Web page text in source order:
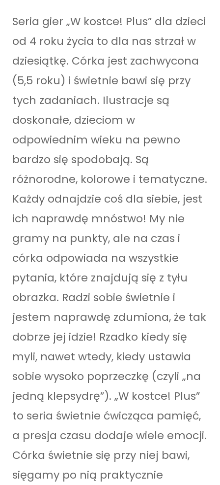
Seria gier „W kostce! Plus” dla dzieci
od 4 roku życia to dla nas strzał w
dziesiątkę. Córka jest zachwycona
(5,5 roku) i świetnie bawi się przy
tych zadaniach. Ilustracje są
doskonałe, dzieciom w
odpowiednim wieku na pewno
bardzo się spodobają. Są
różnorodne, kolorowe i tematyczne.
Każdy odnajdzie coś dla siebie, jest
ich naprawdę mnóstwo! My nie
gramy na punkty, ale na czas i
córka odpowiada na wszystkie
pytania, które znajdują się z tyłu
obrazka. Radzi sobie świetnie i
jestem naprawdę zdumiona, że tak
dobrze jej idzie! Rzadko kiedy się
myli, nawet wtedy, kiedy ustawia
sobie wysoko poprzeczkę (czyli „na
jedną klepsydrę”). „W kostce! Plus”
to seria świetnie ćwicząca pamięć,
a presja czasu dodaje wiele emocji.
Córka świetnie się przy niej bawi,
sięgamy po nią praktycznie